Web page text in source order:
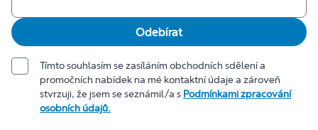
Odebírat
Tímto souhlasím se zasíláním obchodních sdělení a
promočních nabídek na mé kontaktní údaje a zároveň
stvrzuji, že jsem se seznámil/a s Podmínkami zpracování
osobních údajů.